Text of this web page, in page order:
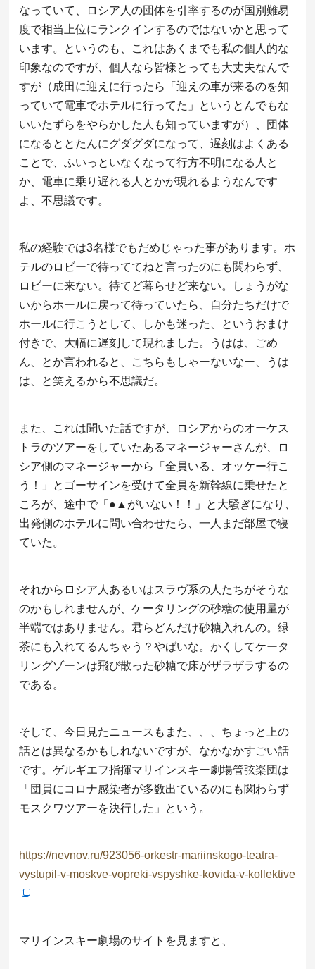
なっていて、ロシア人の団体を引率するのが国別難易
度で相当上位にランクインするのではないかと思って
います。というのも、これはあくまでも私の個人的な
印象なのですが、個人なら皆様とっても大丈夫なんで
すが（成田に迎えに行ったら「迎えの車が来るのを知
っていて電車でホテルに行ってた」というとんでもな
いいたずらをやらかした人も知っていますが）、団体
になるととたんにグダグダになって、遅刻はよくある
ことで、ふいっといなくなって行方不明になる人と
か、電車に乗り遅れる人とかが現れるようなんです
よ、不思議です。
私の経験では3名様でもだめじゃった事があります。ホ
テルのロビーで待っててねと言ったのにも関わらず、
ロビーに来ない。待てど暮らせど来ない。しょうがな
いからホールに戻って待っていたら、自分たちだけで
ホールに行こうとして、しかも迷った、というおまけ
付きで、大幅に遅刻して現れました。うはは、ごめ
ん、とか言われると、こちらもしゃーないなー、うは
は、と笑えるから不思議だ。
また、これは聞いた話ですが、ロシアからのオーケス
トラのツアーをしていたあるマネージャーさんが、ロ
シア側のマネージャーから「全員いる、オッケー行こ
う！」とゴーサインを受けて全員を新幹線に乗せたと
ころが、途中で「●▲がいない！！」と大騒ぎになり、
出発側のホテルに問い合わせたら、一人まだ部屋で寝
ていた。
それからロシア人あるいはスラヴ系の人たちがそうな
のかもしれませんが、ケータリングの砂糖の使用量が
半端ではありません。君らどんだけ砂糖入れんの。緑
茶にも入れてるんちゃう？やばいな。かくしてケータ
リングゾーンは飛び散った砂糖で床がザラザラするの
である。
そして、今日見たニュースもまた、、、ちょっと上の
話とは異なるかもしれないですが、なかなかすごい話
です。ゲルギエフ指揮マリインスキー劇場管弦楽団は
「団員にコロナ感染者が多数出ているのにも関わらず
モスクワツアーを決行した」という。
https://nevnov.ru/923056-orkestr-mariinskogo-teatra-
vystupil-v-moskve-vopreki-vspyshke-kovida-v-kollektive
マリインスキー劇場のサイトを見ますと、